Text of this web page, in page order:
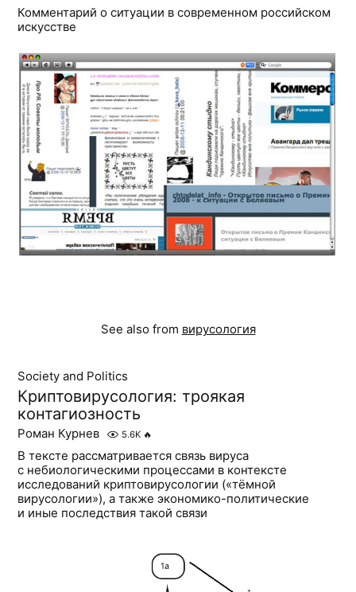
Комментарий о ситуации в современном российском
искусстве
See also from вирусология
Society and Politics
Криптовирусология: троякая
контагиозность
Роман Курнев 5.6K 🔥
В тексте рассматривается связь вируса
с небиологическими процессами в контексте
исследований криптовирусологии («тёмной
вирусологии»), а также экономико-политические
и иные последствия такой связи